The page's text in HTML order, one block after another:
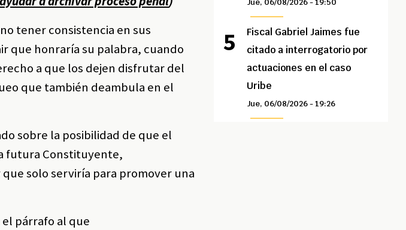
tener consistencia en sus
que honraría su palabra, cuando
a que los dejen disfrutar del
que también deambula en el
sobre la posibilidad de que el
futura Constituyente,
solo serviría para promover una
párrafo al que
Jue, 06/08/2026 - 19:50
Fiscal Gabriel Jaimes fue
citado a interrogatorio por
actuaciones en el caso
Uribe
Jue, 06/08/2026 - 19:26